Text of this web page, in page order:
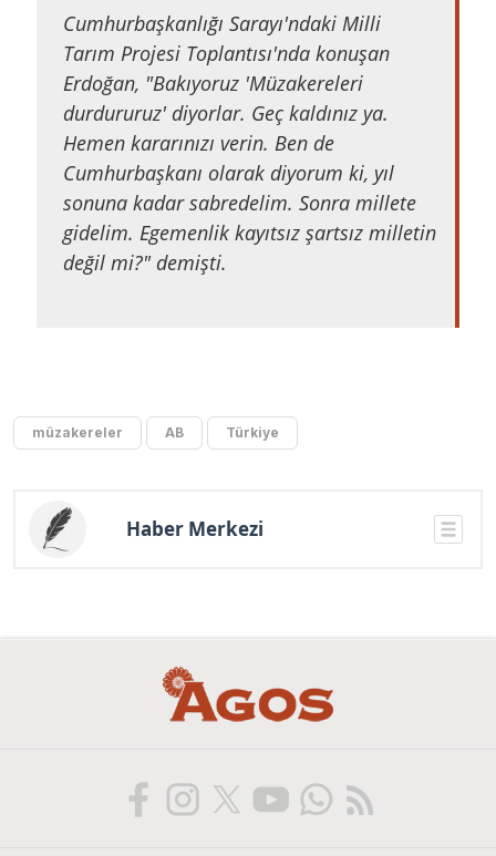
Cumhurbaşkanlığı Sarayı'ndaki Milli
Tarım Projesi Toplantısı'nda konuşan
Erdoğan, "Bakıyoruz 'Müzakereleri
durdururuz' diyorlar. Geç kaldınız ya.
Hemen kararınızı verin. Ben de
Cumhurbaşkanı olarak diyorum ki, yıl
sonuna kadar sabredelim. Sonra millete
gidelim. Egemenlik kayıtsız şartsız milletin
değil mi?" demişti.
müzakereler AB Türkiye
Haber Merkezi